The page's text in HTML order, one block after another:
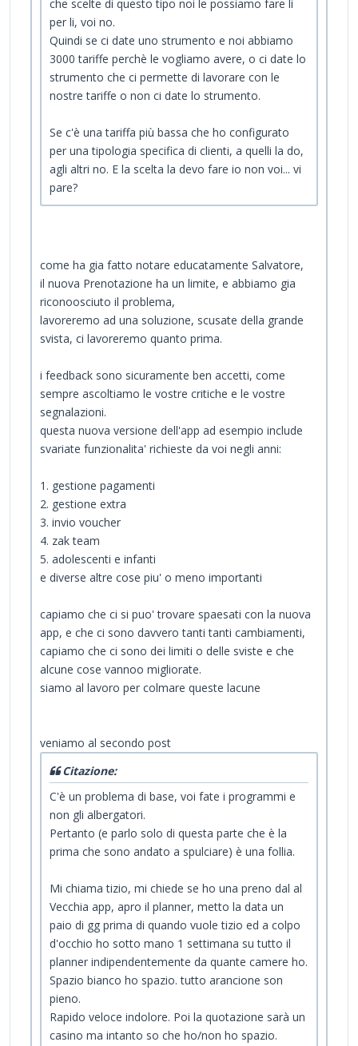
che scelte di questo tipo noi le possiamo fare li
per li, voi no.
Quindi se ci date uno strumento e noi abbiamo
3000 tariffe perchè le vogliamo avere, o ci date lo
strumento che ci permette di lavorare con le
nostre tariffe o non ci date lo strumento.
Se c'è una tariffa più bassa che ho configurato
per una tipologia specifica di clienti, a quelli la do,
agli altri no. E la scelta la devo fare io non voi... vi
pare?
come ha gia fatto notare educatamente Salvatore,
il nuova Prenotazione ha un limite, e abbiamo gia
riconoosciuto il problema,
lavoreremo ad una soluzione, scusate della grande
svista, ci lavoreremo quanto prima.
i feedback sono sicuramente ben accetti, come
sempre ascoltiamo le vostre critiche e le vostre
segnalazioni.
questa nuova versione dell'app ad esempio include
svariate funzionalita' richieste da voi negli anni:
1. gestione pagamenti
2. gestione extra
3. invio voucher
4. zak team
5. adolescenti e infanti
e diverse altre cose piu' o meno importanti
capiamo che ci si puo' trovare spaesati con la nuova
app, e che ci sono davvero tanti tanti cambiamenti,
capiamo che ci sono dei limiti o delle sviste e che
alcune cose vannoo migliorate.
siamo al lavoro per colmare queste lacune
veniamo al secondo post
Citazione:
C'è un problema di base, voi fate i programmi e
non gli albergatori.
Pertanto (e parlo solo di questa parte che è la
prima che sono andato a spulciare) è una follia.
Mi chiama tizio, mi chiede se ho una preno dal al
Vecchia app, apro il planner, metto la data un
paio di gg prima di quando vuole tizio ed a colpo
d'occhio ho sotto mano 1 settimana su tutto il
planner indipendentemente da quante camere ho.
Spazio bianco ho spazio. tutto arancione son
pieno.
Rapido veloce indolore. Poi la quotazione sarà un
casino ma intanto so che ho/non ho spazio.